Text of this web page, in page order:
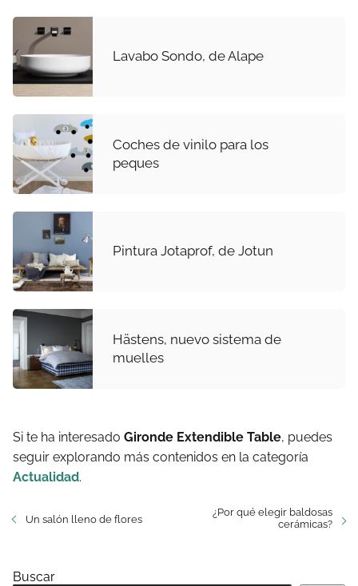
Lavabo Sondo, de Alape
Coches de vinilo para los
peques
Pintura Jotaprof, de Jotun
Hästens, nuevo sistema de
muelles
Si te ha interesado Gironde Extendible Table, puedes
seguir explorando más contenidos en la categoría
Actualidad.
Un salón lleno de flores
¿Por qué elegir baldosas
cerámicas?
Buscar